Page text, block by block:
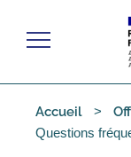
Menu
Accueil
Questions